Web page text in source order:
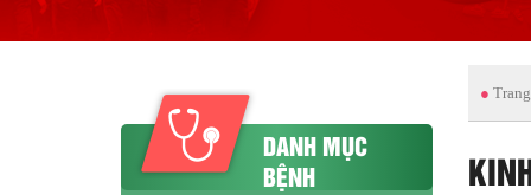
●
DANH MỤC
BỆNH